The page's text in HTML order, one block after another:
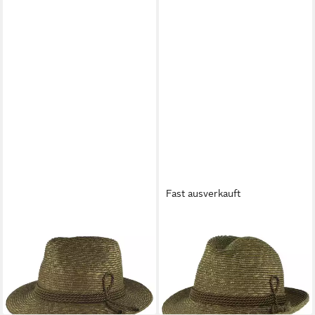
Trachtenhut Stroh
Tiefenbacher mit 4-fach
Kordel
79,99 €
lieferbar - in 3-4 Werktagen bei dir
Fast ausverkauft
Trachtenhut 6er Trachtenhut
aus 100% Stroh mit 4-fach
Kordel
79,99 €
lieferbar - in 3-4 Werktagen bei dir